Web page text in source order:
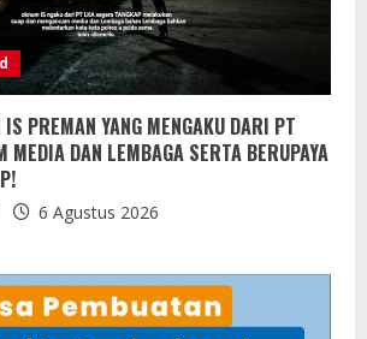
PREMAN YANG MENGAKU DARI PT
MEDIA DAN LEMBAGA SERTA BERUPAYA
6 Agustus 2026